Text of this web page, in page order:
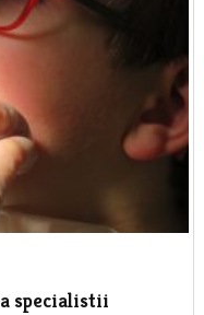
specialistii